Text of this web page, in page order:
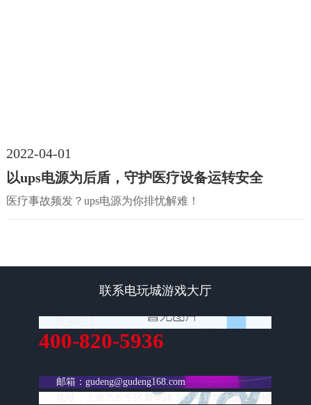
2022-04-01
以ups电源为后盾，守护医疗设备运转安全
医疗事故频发？ups电源为你排忧解难！
联系电玩城游戏大厅
400-820-5936
邮箱：gudeng@gudeng168.com
地址：上海市长宁区新华路 543 号新华大厦 2 号楼